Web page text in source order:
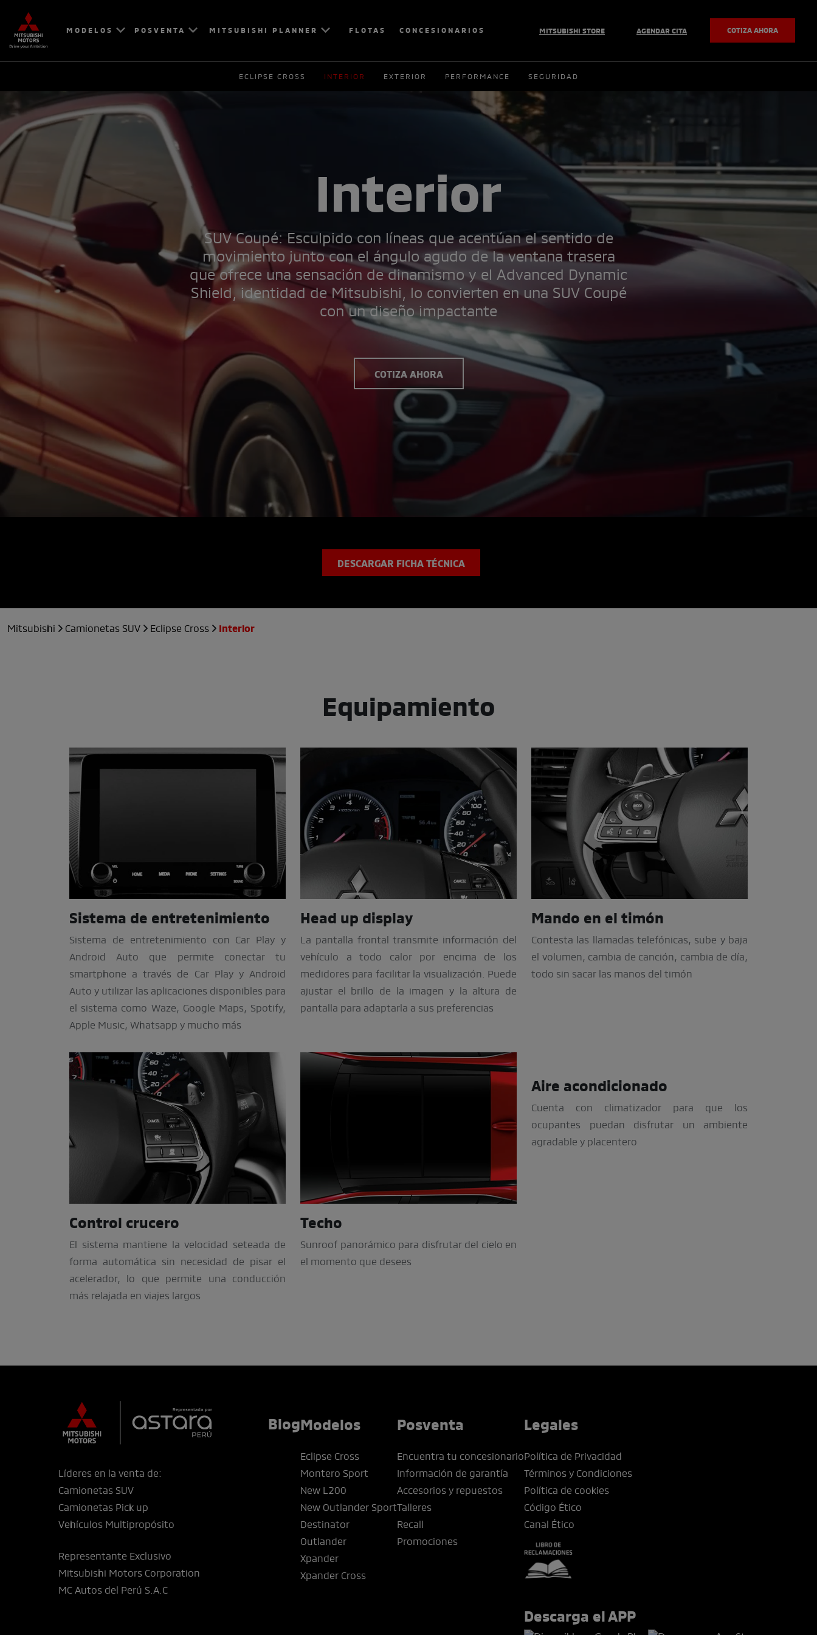
MITSUBISHI STORE AGENDAR CITA COTIZA AHORA
MODELOS POSVENTA MITSUBISHI PLANNER FLOTAS CONCESIONARIOS
ECLIPSE CROSS INTERIOR EXTERIOR PERFORMANCE SEGURIDAD
Interior
SUV Coupé: Esculpido con líneas que acentúan el sentido de
movimiento junto con el ángulo agudo de la ventana trasera
que ofrece una sensación de dinamismo y el Advanced Dynamic
Shield, identidad de Mitsubishi, lo convierten en una SUV Coupé
con un diseño impactante
COTIZA AHORA
DESCARGAR FICHA TÉCNICA
Mitsubishi Camionetas SUV Eclipse Cross Interior
Equipamiento
Sistema de entretenimiento
Sistema de entretenimiento con Car Play y
Android Auto que permite conectar tu
smartphone a través de Car Play y Android
Auto y utilizar las aplicaciones disponibles para
el sistema como Waze, Google Maps, Spotify,
Apple Music, Whatsapp y mucho más
Head up display
La pantalla frontal transmite información del
vehículo a todo calor por encima de los
medidores para facilitar la visualización. Puede
ajustar el brillo de la imagen y la altura de
pantalla para adaptarla a sus preferencias
Mando en el timón
Contesta las llamadas telefónicas, sube y baja
el volumen, cambia de canción, cambia de día,
todo sin sacar las manos del timón
Control crucero
El sistema mantiene la velocidad seteada de
forma automática sin necesidad de pisar el
acelerador, lo que permite una conducción
más relajada en viajes largos
Techo
Sunroof panorámico para disfrutar del cielo en
el momento que desees
Aire acondicionado
Cuenta con climatizador para que los
ocupantes puedan disfrutar un ambiente
agradable y placentero
Líderes en la venta de:
Camionetas SUV
Camionetas Pick up
Vehículos Multipropósito
Representante Exclusivo
Mitsubishi Motors Corporation
MC Autos del Perú S.A.C
BlogModelos
Eclipse Cross
Montero Sport
New L200
New Outlander Sport
Destinator
Outlander
Xpander
Xpander Cross
Posventa
Encuentra tu concesionario
Información de garantía
Accesorios y repuestos
Talleres
Recall
Promociones
Legales
Política de Privacidad
Términos y Condiciones
Política de cookies
Código Ético
Canal Ético
Descarga el APP